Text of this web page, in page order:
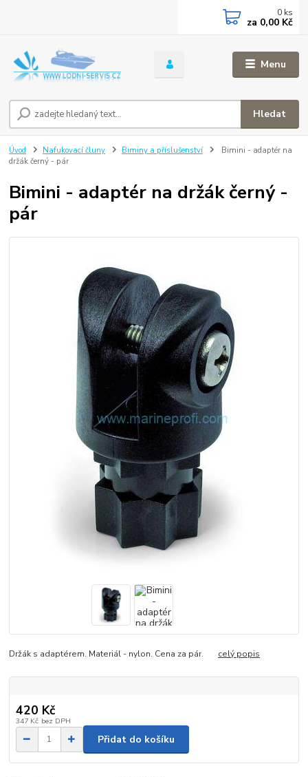
Menu
Hledat
0 ks
za 0,00 Kč
Úvod Nafukovací čluny Biminy a příslušenství
Bimini - adaptér na
držák černý - pár
Bimini - adaptér na držák černý -
pár
Držák s adaptérem. Materiál - nylon. Cena za pár. celý popis
420 Kč
347 Kč bez DPH
Přidat do košíku